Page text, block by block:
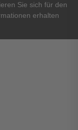
Sie sich für den
erhalten